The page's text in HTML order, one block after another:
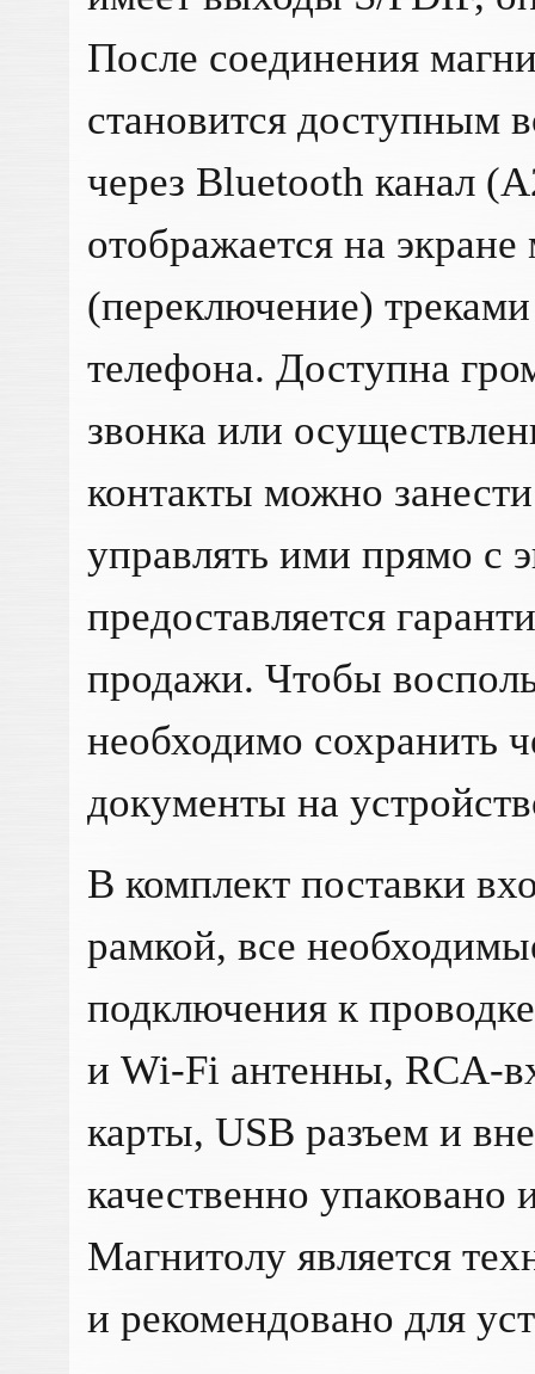
После соединения
становится доступным
через Bluetooth канал
отображается на
(переключение)
телефона. Доступна
звонка или
контакты можно
управлять ими прямо с
предоставляется
продажи. Чтобы
необходимо сохранить
документы на
В комплект поставки
рамкой, все
подключения к
и Wi-Fi антенны, RCA-
карты, USB разъем и
качественно упаковано
Магнитолу является
и рекомендовано для